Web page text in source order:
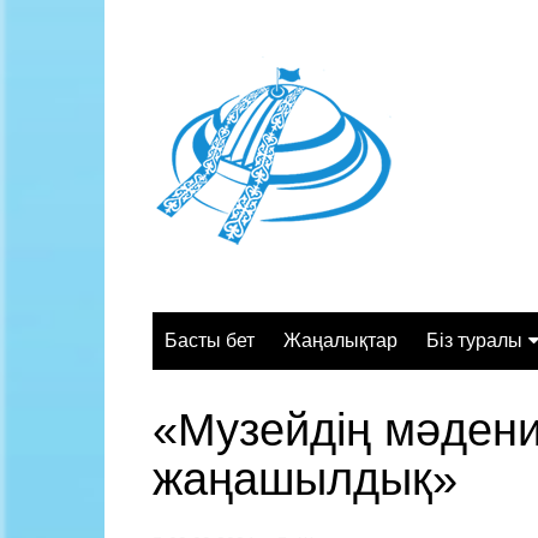
Басты бет Жаңалықтар Біз туралы
Құрылымы
«Музейдің
жаңашылдық»